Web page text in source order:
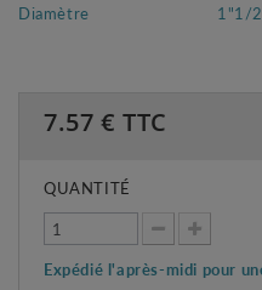
Diamètre
1"1/2
7.57 € TTC
QUANTITÉ
Expédié l'après-midi pour